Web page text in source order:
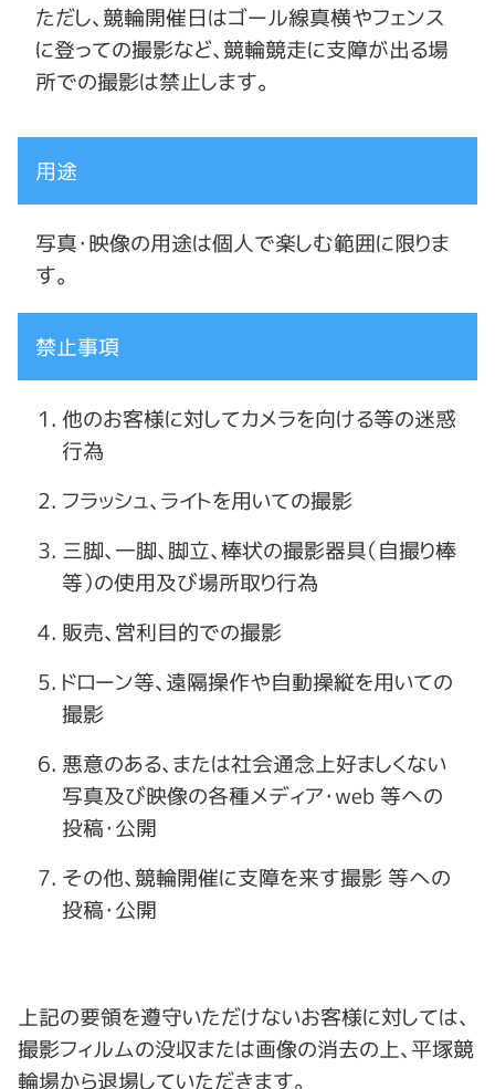
ただし、競輪開催日はゴール線真横やフェンス
に登っての撮影など、競輪競走に支障が出る場
所での撮影は禁止します。
用途
写真・映像の用途は個人で楽しむ範囲に限りま
す。
禁止事項
他のお客様に対してカメラを向ける等の迷惑
行為
フラッシュ、ライトを用いての撮影
三脚、一脚、脚立、棒状の撮影器具（自撮り棒
等）の使用及び場所取り行為
販売、営利目的での撮影
ドローン等、遠隔操作や自動操縦を用いての
撮影
悪意のある、または社会通念上好ましくない
写真及び映像の各種メディア・web 等への
投稿・公開
その他、競輪開催に支障を来す撮影 等への
投稿・公開
上記の要領を遵守いただけないお客様に対しては、
撮影フィルムの没収または画像の消去の上、平塚競
輪場から退場していただきます。